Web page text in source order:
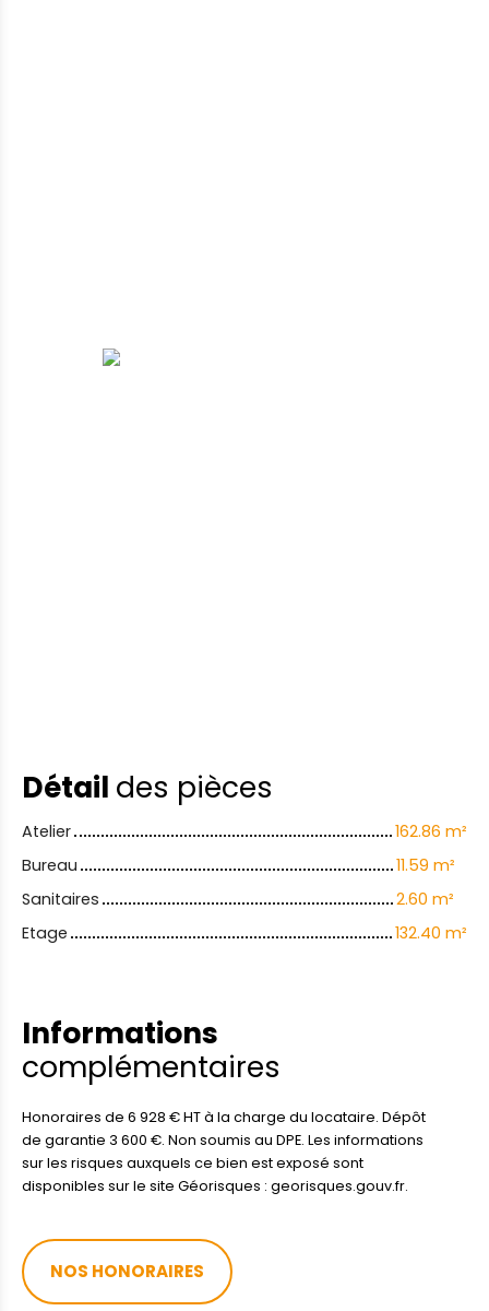
Détail des pièces
Atelier
162.86 m²
Bureau
11.59 m²
Sanitaires
2.60 m²
Etage
132.40 m²
Informations
complémentaires
Honoraires de 6 928 € HT à la charge du locataire. Dépôt
de garantie 3 600 €. Non soumis au DPE. Les informations
sur les risques auxquels ce bien est exposé sont
disponibles sur le site Géorisques : georisques.gouv.fr.
NOS HONORAIRES